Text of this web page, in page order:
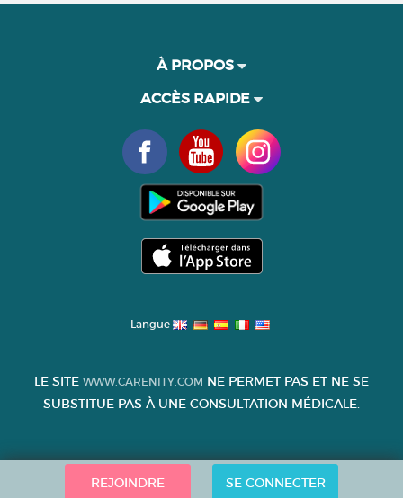
REJOINDRE SE CONNECTER
À PROPOS
ACCÈS RAPIDE
Langue
LE SITE WWW.CARENITY.COM NE PERMET PAS ET NE SE
SUBSTITUE PAS À UNE CONSULTATION MÉDICALE.